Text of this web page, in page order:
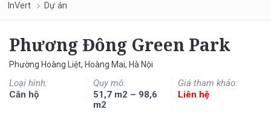
InVert Dự án
Phương Đông Green Park
Phường Hoàng Liệt, Hoàng Mai, Hà Nội
Loại hình:
Căn hộ
Quy mô:
51,7 m2 – 98,6
m2
Giá tham khảo:
Liên hệ